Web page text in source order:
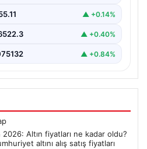
▲ +0.14%
▲ +0.40%
▲ +0.84%
2026: Altın fiyatları ne kadar oldu?
altını alış satış fiyatları